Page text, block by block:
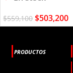
$559,100 $503,200
PRODUCTOS